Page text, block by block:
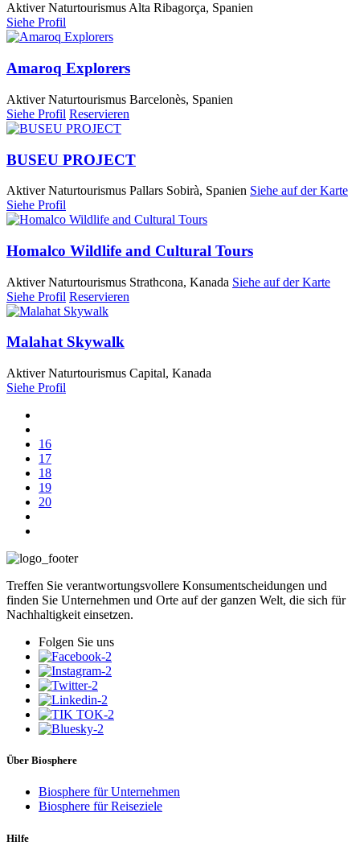
Aktiver Naturtourismus Alta Ribagorça, Spanien
Siehe Profil
Amaroq Explorers
Aktiver Naturtourismus Barcelonès, Spanien
Siehe Profil Reservieren
BUSEU PROJECT
Aktiver Naturtourismus Pallars Sobirà, Spanien Siehe auf der Karte
Siehe Profil
Homalco Wildlife and Cultural Tours
Aktiver Naturtourismus Strathcona, Kanada Siehe auf der Karte
Siehe Profil Reservieren
Malahat Skywalk
Aktiver Naturtourismus Capital, Kanada
Siehe Profil
16
17
18
19
20
Treffen Sie verantwortungsvollere Konsumentscheidungen und
finden Sie Unternehmen und Orte auf der ganzen Welt, die sich für
Nachhaltigkeit einsetzen.
Folgen Sie uns
Über Biosphere
Biosphere für Unternehmen
Biosphere für Reiseziele
Hilfe